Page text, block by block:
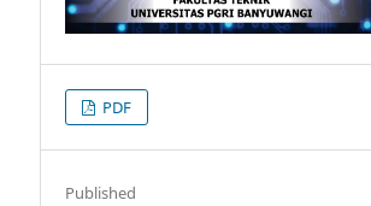
PDF
Published